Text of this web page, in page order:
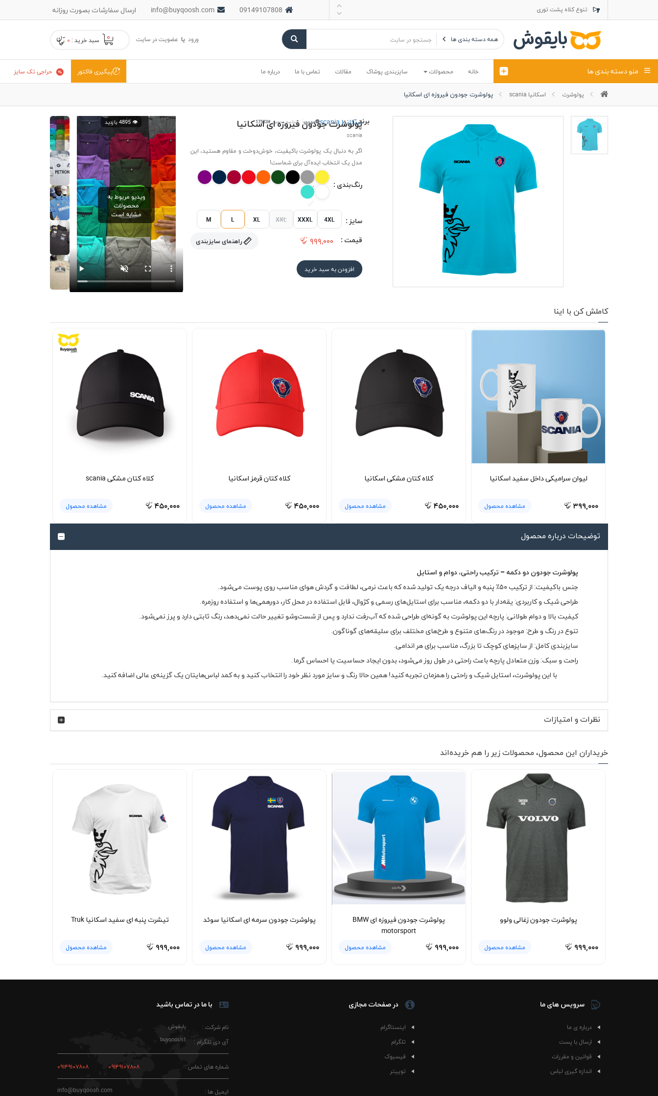
تنوع کلاه پشت توری
تنوع کلاه کتان
تنوع تراول ماک
ارسال سفارشات بصورت روزانه info@buyqoosh.com 09149107808
همه دسته بندی ها ۰ سبد خرید : ۰ ورود یا عضویت در سایت
حراجی تک سایز پیگیری فاکتور خانه محصولات سایزبندی پوشاک مقالات تماس با ما درباره ما منو دسته بندی ها
سویشرت زیپدار
گردنی کلاه شو
پولوشرت اسکانیا scania پولوشرت جودون فیروزه ای اسکانیا
پولوشرت جودون فیروزه ای اسکانیا
scania
برند :اسکانیا scania موجود شناسه محصول:#17533
اگر به دنبال یک پولوشرت باکیفیت، خوش‌دوخت و مقاوم هستید، این
مدل یک انتخاب ایده‌آل برای شماست!
رنگ‌بندی :
سایز : M L XL XXL XXXL 4XL
قیمت : ۹۹۹,۰۰۰ راهنمای سایزبندی
افزودن به سبد خرید
👁️ 4895 بازدید
ویدیو مربوط به
محصولات
مشابه است
کاملش کن با اینا
لیوان سرامیکی داخل سفید اسکانیا
۳۹۹,۰۰۰ مشاهده محصول
کلاه کتان مشکی اسکانیا
۴۵۰,۰۰۰ مشاهده محصول
کلاه کتان قرمز اسکانیا
۴۵۰,۰۰۰ مشاهده محصول
کلاه کتان مشکی scania
۴۵۰,۰۰۰ مشاهده محصول
توضیحات درباره محصول
پولوشرت جودون دو دکمه – ترکیب راحتی، دوام و استایل
جنس باکیفیت: از ترکیب ۵۰٪ پنبه و الیاف درجه یک تولید شده که باعث نرمی، لطافت و گردش هوای مناسب روی پوست می‌شود.
طراحی شیک و کاربردی: یقه‌دار با دو دکمه، مناسب برای استایل‌های رسمی و کژوال، قابل استفاده در محل کار، دورهمی‌ها و استفاده روزمره.
کیفیت بالا و دوام طولانی: پارچه این پولوشرت به گونه‌ای طراحی شده که آب‌رفت ندارد و پس از شست‌وشو تغییر حالت نمی‌دهد، رنگ ثابتی دارد و پرز نمی‌شود.
تنوع در رنگ و طرح: موجود در رنگ‌های متنوع و طرح‌های مختلف برای سلیقه‌های گوناگون.
سایزبندی کامل: از سایزهای کوچک تا بزرگ، مناسب برای هر اندامی.
راحت و سبک: وزن متعادل پارچه باعث راحتی در طول روز می‌شود، بدون ایجاد حساسیت یا احساس گرما.
با این پولوشرت، استایل شیک و راحتی را همزمان تجربه کنید! همین حالا رنگ و سایز مورد نظر خود را انتخاب کنید و به کمد لباس‌هایتان یک گزینه‌ی عالی اضافه کنید.
نظرات و امتیازات
خریداران این محصول، محصولات زیر را هم خریده‌اند
پولوشرت جودون زغالی ولوو
۹۹۹,۰۰۰ مشاهده محصول
پولوشرت جودون فیروزه ای BMW
motorsport
۹۹۹,۰۰۰ مشاهده محصول
پولوشرت جودون سرمه ای اسکانیا سوئد
۹۹۹,۰۰۰ مشاهده محصول
تیشرت پنبه ای سفید اسکانیا Truk
۹۹۹,۰۰۰ مشاهده محصول
سرویس های ما
درباره ی ما
ارسال با پست
قوانین و مقررات
اندازه گیری لباس
در صفحات مجازی
اینستاگرام
تلگرام
فیسبوک
توییتر
با ما در تماس باشید
نام شرکت :
آی دی تلگرام :
بایقوش
buyqoosh1
شماره های تماس : ۰۹۱۴۹۱۰۷۸۰۸ ۰۹۱۴۹۱۰۷۸۰۸
ایمیل ها : info@buyqoosh.com